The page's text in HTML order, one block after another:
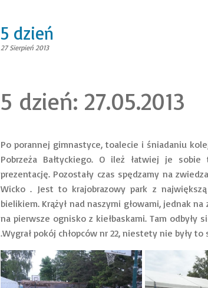
5 dzień
27 Sierpień 2013
5 dzień: 27.05.2013
Po porannej gimnastyce, toalecie i śniadaniu
Pobrzeża Bałtyckiego. O ileż łatwiej je
prezentację. Pozostały czas spędzamy na
Wicko . Jest to krajobrazowy park z
bielikiem. Krążył nad naszymi głowami, jednak
na pierwsze ognisko z kiełbaskami. Tam odbyły
.Wygrał pokój chłopców nr 22, niestety nie były to